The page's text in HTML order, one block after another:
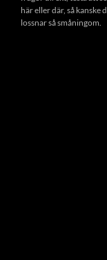
här eller där, så kanske
lossnar så småningom.